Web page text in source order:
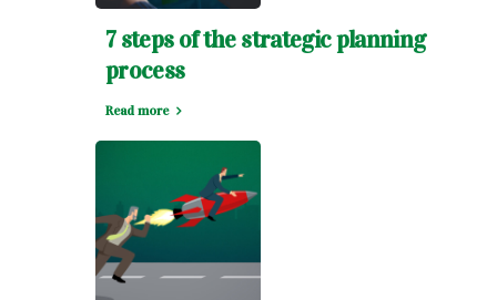
7 steps of the strategic planning
process
Read more